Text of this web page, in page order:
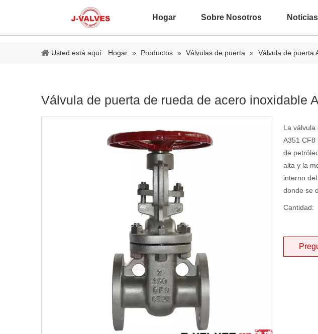
Hogar Sobre Nosotros Noticias
Usted está aquí: Hogar » Productos » Válvulas de puerta » Válvula de puerta
Válvula de puerta de rueda de acero inoxidable
La válvula
A351 CF8
de
alta y la
interno
donde se
Cantidad: